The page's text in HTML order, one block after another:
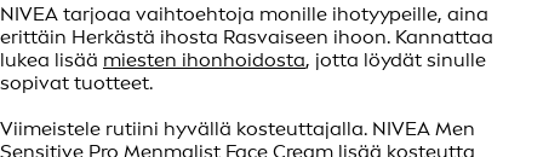
NIVEA tarjoaa vaihtoehtoja monille ihotyypeille, aina
erittäin Herkästä ihosta Rasvaiseen ihoon. Kannattaa
lukea lisää miesten ihonhoidosta, jotta löydät sinulle
sopivat tuotteet.
Viimeistele rutiini hyvällä kosteuttajalla. NIVEA Men
Sensitive Pro Menmalist Face Cream lisää kosteutta